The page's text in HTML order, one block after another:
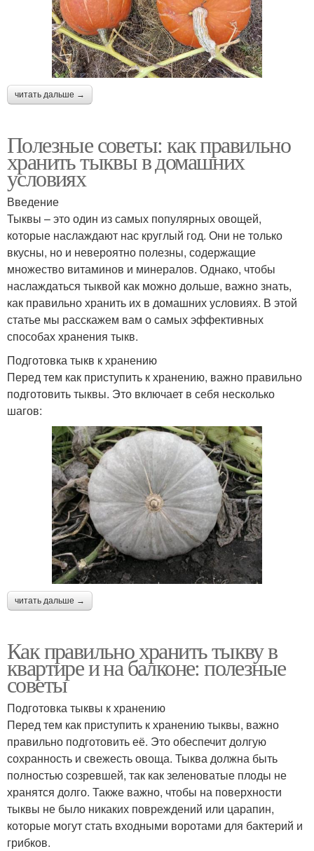
читать дальше →
Полезные советы: как правильно
хранить тыквы в домашних
условиях
Введение
Тыквы – это один из самых популярных овощей,
которые наслаждают нас круглый год. Они не только
вкусны, но и невероятно полезны, содержащие
множество витаминов и минералов. Однако, чтобы
наслаждаться тыквой как можно дольше, важно знать,
как правильно хранить их в домашних условиях. В этой
статье мы расскажем вам о самых эффективных
способах хранения тыкв.
Подготовка тыкв к хранению
Перед тем как приступить к хранению, важно правильно
подготовить тыквы. Это включает в себя несколько
шагов:
читать дальше →
Как правильно хранить тыкву в
квартире и на балконе: полезные
советы
Подготовка тыквы к хранению
Перед тем как приступить к хранению тыквы, важно
правильно подготовить её. Это обеспечит долгую
сохранность и свежесть овоща. Тыква должна быть
полностью созревшей, так как зеленоватые плоды не
хранятся долго. Также важно, чтобы на поверхности
тыквы не было никаких повреждений или царапин,
которые могут стать входными воротами для бактерий и
грибков.